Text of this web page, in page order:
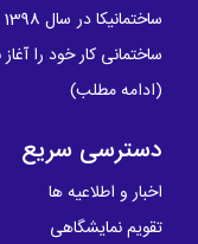
ساختمانی کار خود را
(ادامه مطلب)
دسترسی سریع
اخبار و اطلاعیه ها
تقویم نمایشگاهی